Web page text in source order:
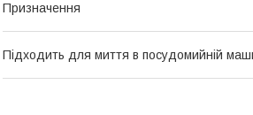
Призначення
Підходить для миття в посудомийній